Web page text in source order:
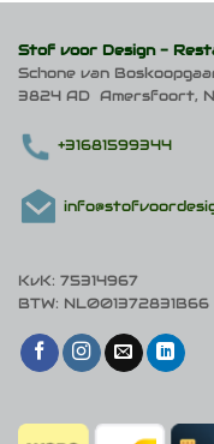
Stof voor Design -
Schone van
3824 AD Amersfoort,
+31681599344
KvK: 75314967
BTW: NL001372831B66